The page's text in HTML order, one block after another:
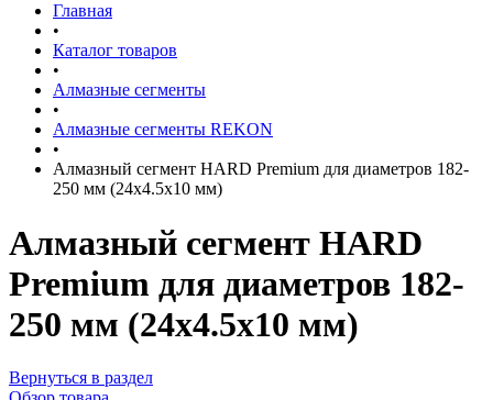
Главная
•
Каталог товаров
•
Алмазные сегменты
•
Алмазные сегменты REKON
•
Алмазный сегмент HARD Premium для диаметров 182-
250 мм (24х4.5х10 мм)
Алмазный сегмент HARD
Premium для диаметров 182-
250 мм (24х4.5х10 мм)
Вернуться в раздел